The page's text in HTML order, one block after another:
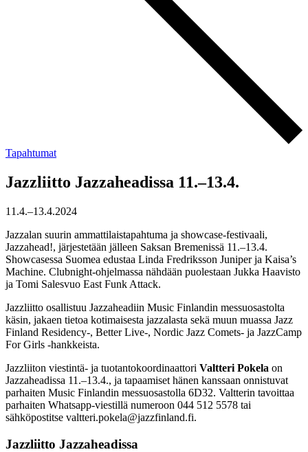
Tapahtumat
Jazzliitto Jazzaheadissa 11.–13.4.
11.4.–13.4.2024
Jazzalan suurin ammattilaistapahtuma ja showcase-festivaali,
Jazzahead!, järjestetään jälleen Saksan Bremenissä 11.–13.4.
Showcasessa Suomea edustaa Linda Fredriksson Juniper ja Kaisa’s
Machine. Clubnight-ohjelmassa nähdään puolestaan Jukka Haavisto
ja Tomi Salesvuo East Funk Attack.
Jazzliitto osallistuu Jazzaheadiin Music Finlandin messuosastolta
käsin, jakaen tietoa kotimaisesta jazzalasta sekä muun muassa Jazz
Finland Residency-, Better Live-, Nordic Jazz Comets- ja JazzCamp
For Girls -hankkeista.
Jazzliiton viestintä- ja tuotantokoordinaattori Valtteri Pokela on
Jazzaheadissa 11.–13.4., ja tapaamiset hänen kanssaan onnistuvat
parhaiten Music Finlandin messuosastolla 6D32. Valtterin tavoittaa
parhaiten Whatsapp-viestillä numeroon 044 512 5578 tai
sähköpostitse valtteri.pokela@jazzfinland.fi.
Jazzliitto Jazzaheadissa